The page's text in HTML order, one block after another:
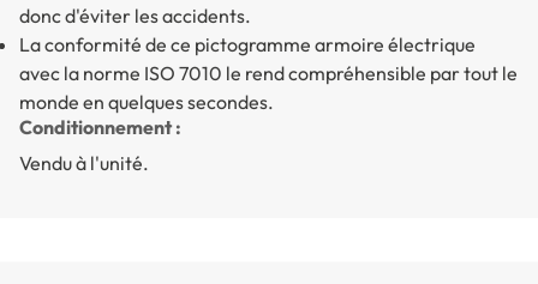
donc d'éviter les accidents.
La conformité de ce pictogramme armoire électrique
avec la norme ISO 7010 le rend compréhensible par tout le
monde en quelques secondes.
Conditionnement :
Vendu à l'unité.